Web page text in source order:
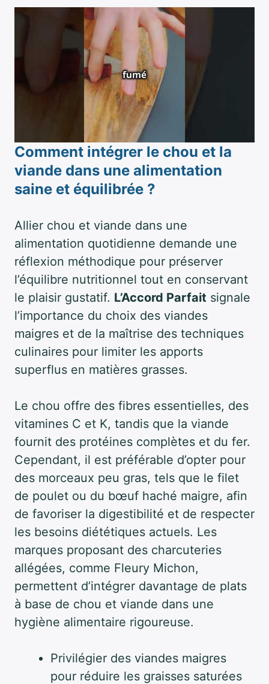
Comment intégrer le chou et la
viande dans une alimentation
saine et équilibrée ?
Allier chou et viande dans une
alimentation quotidienne demande une
réflexion méthodique pour préserver
l’équilibre nutritionnel tout en conservant
le plaisir gustatif. L’Accord Parfait signale
l’importance du choix des viandes
maigres et de la maîtrise des techniques
culinaires pour limiter les apports
superflus en matières grasses.
Le chou offre des fibres essentielles, des
vitamines C et K, tandis que la viande
fournit des protéines complètes et du fer.
Cependant, il est préférable d’opter pour
des morceaux peu gras, tels que le filet
de poulet ou du bœuf haché maigre, afin
de favoriser la digestibilité et de respecter
les besoins diététiques actuels. Les
marques proposant des charcuteries
allégées, comme Fleury Michon,
permettent d’intégrer davantage de plats
à base de chou et viande dans une
hygiène alimentaire rigoureuse.
Privilégier des viandes maigres
pour réduire les graisses saturées